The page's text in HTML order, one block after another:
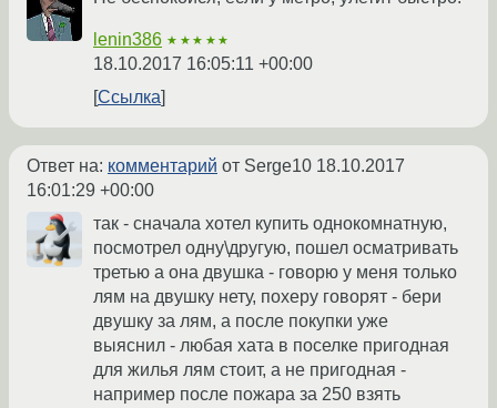
lenin386 ★★★★★
18.10.2017 16:05:11 +00:00
Ссылка
Ответ на: комментарий от Serge10 18.10.2017
16:01:29 +00:00
так - сначала хотел купить однокомнатную,
посмотрел одну\другую, пошел осматривать
третью а она двушка - говорю у меня только
лям на двушку нету, похеру говорят - бери
двушку за лям, а после покупки уже
выяснил - любая хата в поселке пригодная
для жилья лям стоит, а не пригодная -
например после пожара за 250 взять